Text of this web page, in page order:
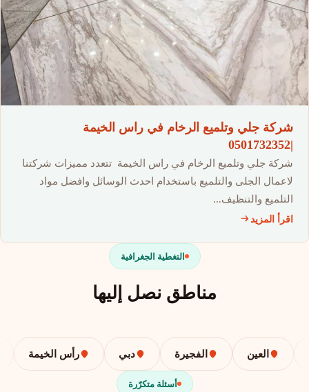
شركة جلي وتلميع الرخام في راس الخيمة
|0501732352
شركة جلي وتلميع الرخام في راس الخيمة تتعدد مميزات شركتنا
لاعمال الجلى والتلميع باستخدام احدث الوسائل وافضل مواد
التلميع والتنظيف…
اقرأ المزيد
التغطية الجغرافية
مناطق نصل إليها
العين الفجيرة دبي رأس الخيمة
أسئلة متكرّرة